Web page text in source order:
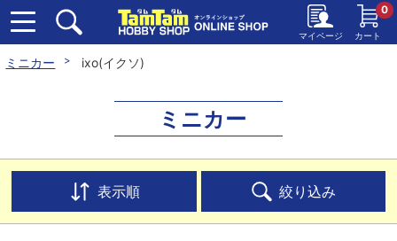
マイページ カート
0
ミニカー ixo(イクソ)
ミニカー
表示順 絞り込み